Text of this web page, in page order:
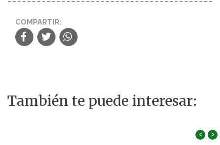
COMPARTIR:
También te puede interesar:
‹ ›